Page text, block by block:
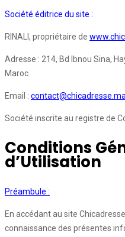
Société éditrice du site :
RINALI, propriétaire de
Adresse : 214, Bd Ibnou Sina,
Maroc
Email :
Société inscrite au registre de
Conditions
d’Utilisation
Préambule :
En accédant au site
connaissance des présentes